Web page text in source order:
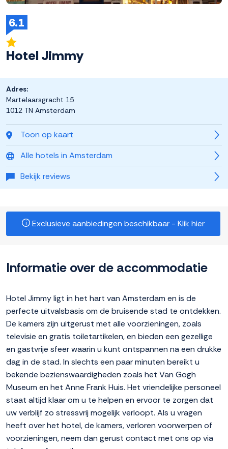
6.1
Hotel Jimmy
Toon op kaart
Alle hotels in Amsterdam
Bekijk reviews
Adres:
Martelaarsgracht 15
1012 TN Amsterdam
Exclusieve aanbiedingen beschikbaar - Klik hier
Informatie over de accommodatie
Hotel Jimmy ligt in het hart van Amsterdam en is de
perfecte uitvalsbasis om de bruisende stad te ontdekken.
De kamers zijn uitgerust met alle voorzieningen, zoals
televisie en gratis toiletartikelen, en bieden een gezellige
en gastvrije sfeer waarin u kunt ontspannen na een drukke
dag in de stad. In slechts een paar minuten bereikt u
bekende bezienswaardigheden zoals het Van Gogh
Museum en het Anne Frank Huis. Het vriendelijke personeel
staat altijd klaar om u te helpen en ervoor te zorgen dat
uw verblijf zo stressvrij mogelijk verloopt. Als u vragen
heeft over het hotel, de kamers, verloren voorwerpen of
voorzieningen, neem dan gerust contact met ons op via